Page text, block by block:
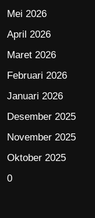
Mei 2026
April 2026
Maret 2026
Februari 2026
Januari 2026
Desember 2025
November 2025
Oktober 2025
0